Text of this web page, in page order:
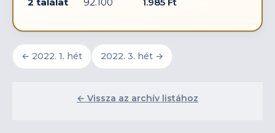
← 2022. 1. hét 2022. 3. hét →
← Vissza az archív listához